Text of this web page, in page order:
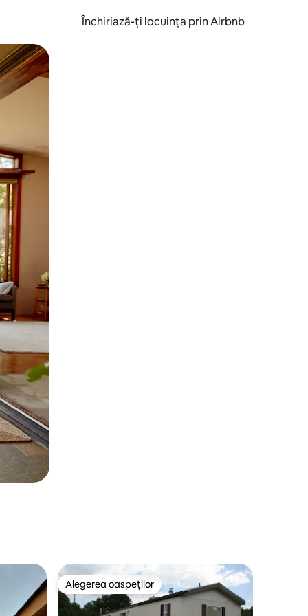
Închiriază-ți locuința prin Airbnb
oaspețilorAlegerea oaspeților
Alegerea oaspeților